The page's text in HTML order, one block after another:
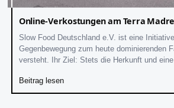
Online-Verkostungen am Terra
Slow Food Deutschland e.V. ist eine
Gegenbewegung zum heute dominierenden
versteht. Ihr Ziel: Stets die Herkunft und
Beitrag lesen